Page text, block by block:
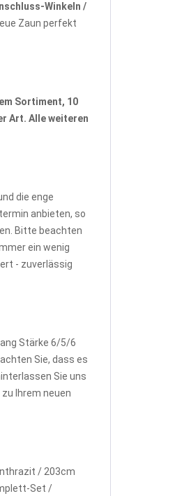
Winkeln /
Zaun perfekt
Sortiment, 10
Art. Alle weiteren
die enge
anbieten, so
Bitte beachten
ein wenig
- zuverlässig
Stärke 6/5/6
Sie, dass es
Sie uns
Ihrem neuen
/ 203cm
Set /